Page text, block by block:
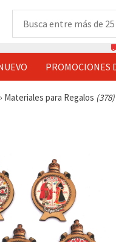
PROMOCIONES
› Materiales para Regalos (378)